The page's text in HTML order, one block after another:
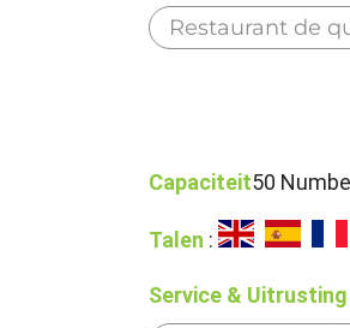
Restaurant de
Capaciteit50
Talen :
Service & Uitrusting